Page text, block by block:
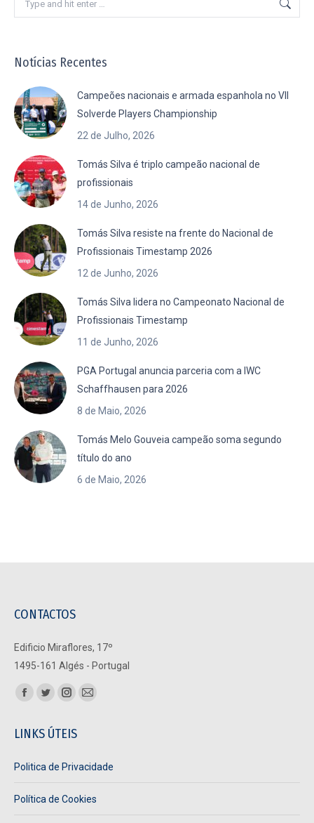
Notícias Recentes
Campeões nacionais e armada espanhola no VII
Solverde Players Championship
22 de Julho, 2026
Tomás Silva é triplo campeão nacional de
profissionais
14 de Junho, 2026
Tomás Silva resiste na frente do Nacional de
Profissionais Timestamp 2026
12 de Junho, 2026
Tomás Silva lidera no Campeonato Nacional de
Profissionais Timestamp
11 de Junho, 2026
PGA Portugal anuncia parceria com a IWC
Schaffhausen para 2026
8 de Maio, 2026
Tomás Melo Gouveia campeão soma segundo
título do ano
6 de Maio, 2026
CONTACTOS
Edificio Miraflores, 17º
1495-161 Algés - Portugal
Find us on:
Facebook
opens
new
Twitter
opens
new
Instagram
opens
new
Mail
new
LINKS ÚTEIS
Politica de Privacidade
Política de Cookies